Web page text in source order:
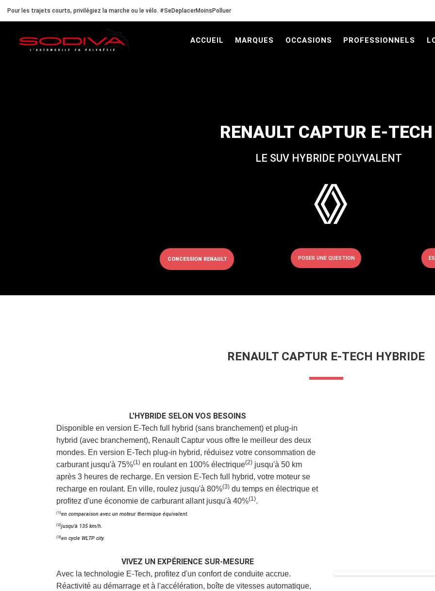
Pour les trajets courts, privilégiez la marche ou le vélo. #SeDeplacerMoinsPolluer
ACCUEIL MARQUES OCCASIONS PROFESSIONNELS
RENAULT CAPTUR E-TECH
LE SUV HYBRIDE POLYVALENT
CONCESSION RENAULT POSER UNE QUESTION
RENAULT CAPTUR E-TECH HYBRIDE
L'HYBRIDE SELON VOS BESOINS
Disponible en version E-Tech full hybrid (sans branchement) et plug-in
hybrid (avec branchement), Renault Captur vous offre le meilleur des deux
mondes. En version E-Tech plug-in hybrid, réduisez votre consommation de
carburant jusqu'à 75%(1)en roulant en 100% électrique(2)jusqu'à 50 km
après 3 heures de recharge. En version E-Tech full hybrid, votre moteur se
recharge en roulant. En ville, roulez jusqu'à 80%(3)du temps en électrique et
profitez d'une économie de carburant allant jusqu'à 40%(1).
(1)en comparaison avec un moteur thermique équivalent.
(2)jusqu'à 135 km/h.
(3)en cycle WLTP city.
VIVEZ UN EXPÉRIENCE SUR-MESURE
Avec la technologie E-Tech, profitez d'un confort de conduite accrue.
Réactivité au démarrage et à l'accélération, boîte de vitesses automatique,